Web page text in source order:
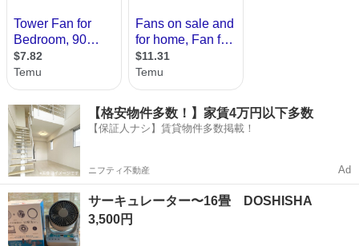
【格安物件多数！】家賃4万円以下多数
【保証人ナシ】賃貸物件多数掲載！
ニフティ不動産 Ad
サーキュレーター〜16畳 DOSHISHA
3,500円